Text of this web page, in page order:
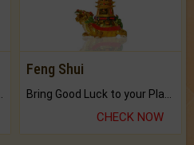
Feng Shui
CHECK NOW